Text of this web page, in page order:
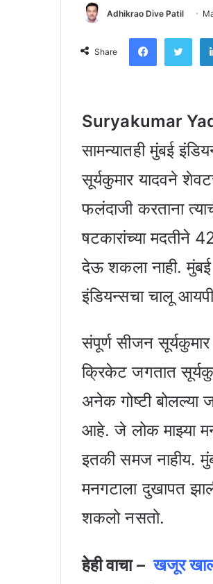
Adhikrao Dive Patil
Share
Suryakumar
सामन्यातही मुंबई
सूर्यकुमार यादवने
फलंदाजी करताना
षटकारांच्या मदतीने
देऊ शकला नाही. मुंबई
इंडियन्सचा चालू
संपूर्ण सीजन
क्रिकेट जगतात
अनेक गोष्टी बोलल्या
आहे. जे लोक माझ्या
इतकी समज नाहीय.
मनगटाला दुखापत
शकलो नसतो.
हेही वाचा –खजूर